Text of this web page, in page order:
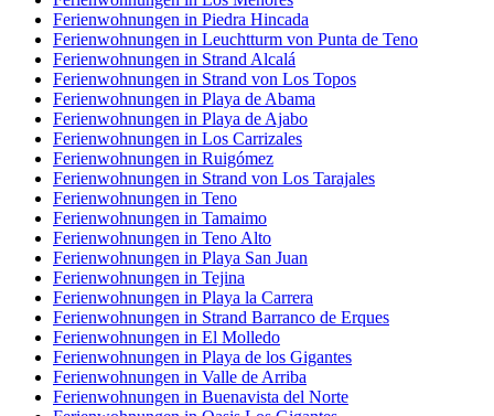
Ferienwohnungen in Piedra Hincada
Ferienwohnungen in Leuchtturm von Punta de Teno
Ferienwohnungen in Strand Alcalá
Ferienwohnungen in Strand von Los Topos
Ferienwohnungen in Playa de Abama
Ferienwohnungen in Playa de Ajabo
Ferienwohnungen in Los Carrizales
Ferienwohnungen in Ruigómez
Ferienwohnungen in Strand von Los Tarajales
Ferienwohnungen in Teno
Ferienwohnungen in Tamaimo
Ferienwohnungen in Teno Alto
Ferienwohnungen in Playa San Juan
Ferienwohnungen in Tejina
Ferienwohnungen in Playa la Carrera
Ferienwohnungen in Strand Barranco de Erques
Ferienwohnungen in El Molledo
Ferienwohnungen in Playa de los Gigantes
Ferienwohnungen in Valle de Arriba
Ferienwohnungen in Buenavista del Norte